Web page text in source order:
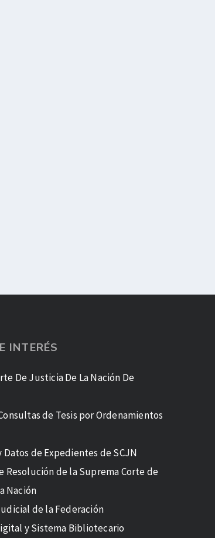
INTERÉS
De Justicia De La Nación De
de Tesis por Ordenamientos
Datos de Expedientes de SCJN
Resolución de la Suprema Corte de
Nación
de la Federación
y Sistema Bibliotecario